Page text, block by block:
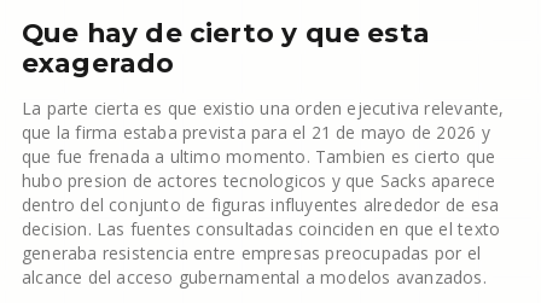
Que hay de cierto y que esta
exagerado
La parte cierta es que existio una orden ejecutiva relevante,
que la firma estaba prevista para el 21 de mayo de 2026 y
que fue frenada a ultimo momento. Tambien es cierto que
hubo presion de actores tecnologicos y que Sacks aparece
dentro del conjunto de figuras influyentes alrededor de esa
decision. Las fuentes consultadas coinciden en que el texto
generaba resistencia entre empresas preocupadas por el
alcance del acceso gubernamental a modelos avanzados.